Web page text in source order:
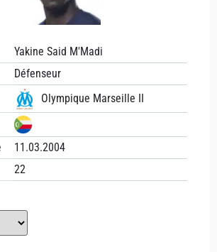
Yakine Said M'Madi
Défenseur
Olympique Marseille II
11.03.2004
22